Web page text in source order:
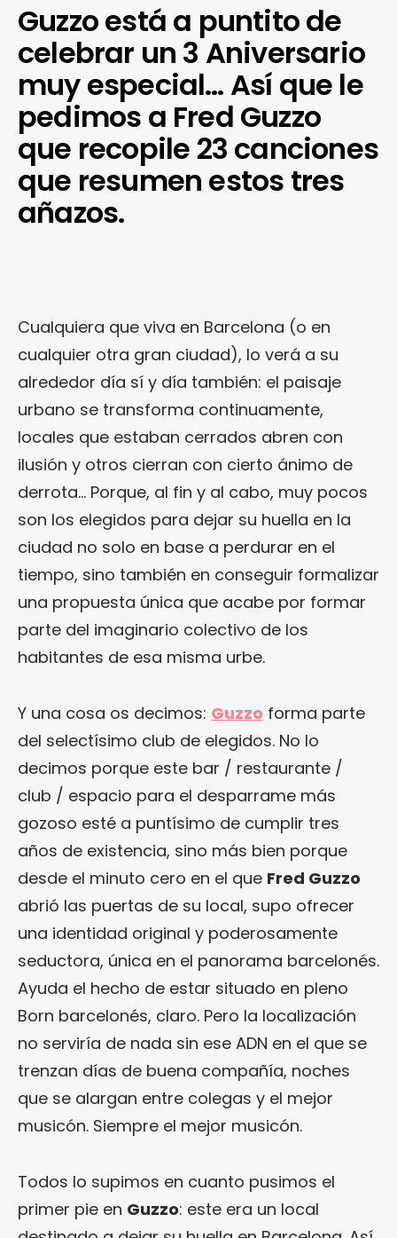
Guzzo está a puntito de
celebrar un 3 Aniversario
muy especial… Así que le
pedimos a Fred Guzzo
que recopile 23 canciones
que resumen estos tres
añazos.
Cualquiera que viva en Barcelona (o en
cualquier otra gran ciudad), lo verá a su
alrededor día sí y día también: el paisaje
urbano se transforma continuamente,
locales que estaban cerrados abren con
ilusión y otros cierran con cierto ánimo de
derrota… Porque, al fin y al cabo, muy pocos
son los elegidos para dejar su huella en la
ciudad no solo en base a perdurar en el
tiempo, sino también en conseguir formalizar
una propuesta única que acabe por formar
parte del imaginario colectivo de los
habitantes de esa misma urbe.
Y una cosa os decimos: Guzzo forma parte
del selectísimo club de elegidos. No lo
decimos porque este bar / restaurante /
club / espacio para el desparrame más
gozoso esté a puntísimo de cumplir tres
años de existencia, sino más bien porque
desde el minuto cero en el que Fred Guzzo
abrió las puertas de su local, supo ofrecer
una identidad original y poderosamente
seductora, única en el panorama barcelonés.
Ayuda el hecho de estar situado en pleno
Born barcelonés, claro. Pero la localización
no serviría de nada sin ese ADN en el que se
trenzan días de buena compañía, noches
que se alargan entre colegas y el mejor
musicón. Siempre el mejor musicón.
Todos lo supimos en cuanto pusimos el
primer pie en Guzzo: este era un local